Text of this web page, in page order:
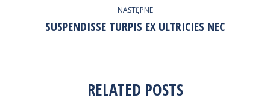
WPISÓW
NASTĘPNE
Następny
SUSPENDISSE TURPIS EX ULTRICIES NEC
RELATED POSTS